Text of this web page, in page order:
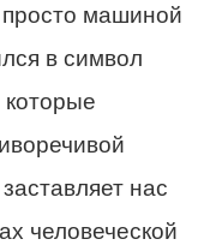
машиной
в символ
которые
нас
человеческой